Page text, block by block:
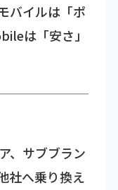
イルは「ポ
は「安さ」
、サブブラン
社へ乗り換え